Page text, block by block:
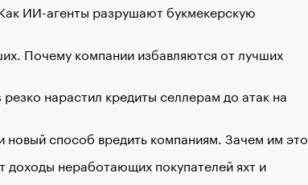
ИИ-агенты разрушают букмекерскую
Почему компании избавляются от лучших
нарастил кредиты селлерам до атак на
новый способ вредить компаниям. Зачем им это
доходы неработающих покупателей яхт и